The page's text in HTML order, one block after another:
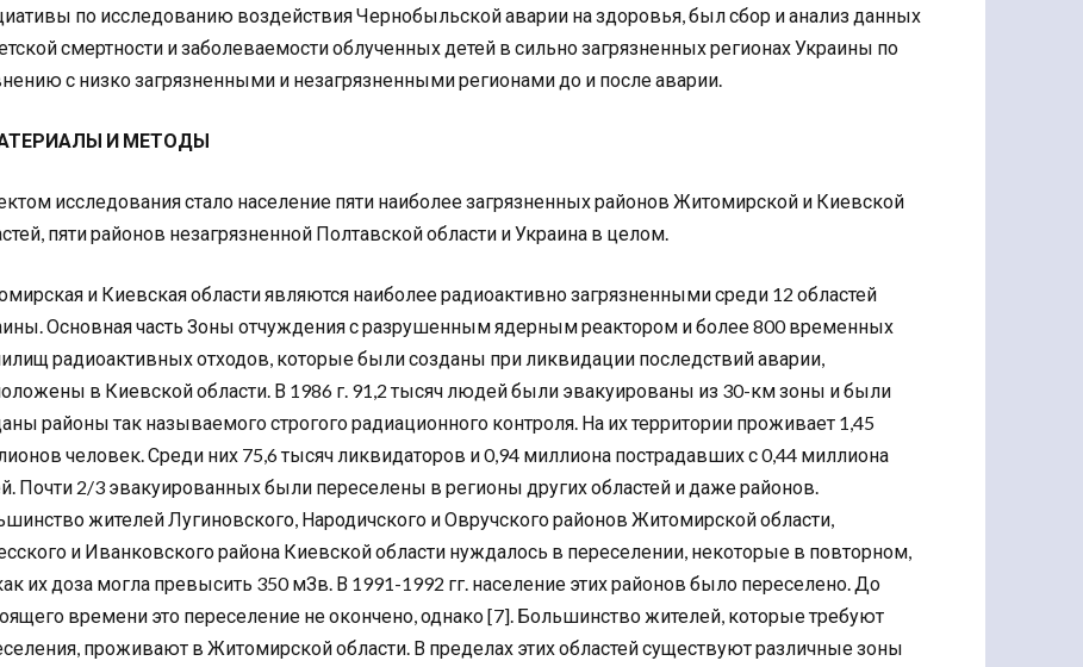
по исследованию воздействия Чернобыльской аварии на здоровья, был сбор и анализ данных
смертности и заболеваемости облученных детей в сильно загрязненных регионах Украины по
с низко загрязненными и незагрязненными регионами до и после аварии.
И МЕТОДЫ
исследования стало население пяти наиболее загрязненных районов Житомирской и Киевской
пяти районов незагрязненной Полтавской области и Украина в целом.
и Киевская области являются наиболее радиоактивно загрязненными среди 12 областей
Основная часть Зоны отчуждения с разрушенным ядерным реактором и более 800 временных
радиоактивных отходов, которые были созданы при ликвидации последствий аварии,
в Киевской области. В 1986 г. 91,2 тысяч людей были эвакуированы из 30-км зоны и были
районы так называемого строгого радиационного контроля. На их территории проживает 1,45
человек. Среди них 75,6 тысяч ликвидаторов и 0,94 миллиона пострадавших с 0,44 миллиона
Почти 2/3 эвакуированных были переселены в регионы других областей и даже районов.
жителей Лугиновского, Народичского и Овручского районов Житомирской области,
и Иванковского района Киевской области нуждалось в переселении, некоторые в повторном,
их доза могла превысить 350 мЗв. В 1991-1992 гг. население этих районов было переселено. До
времени это переселение не окончено, однако [7]. Большинство жителей, которые требуют
проживают в Житомирской области. В пределах этих областей существуют различные зоны